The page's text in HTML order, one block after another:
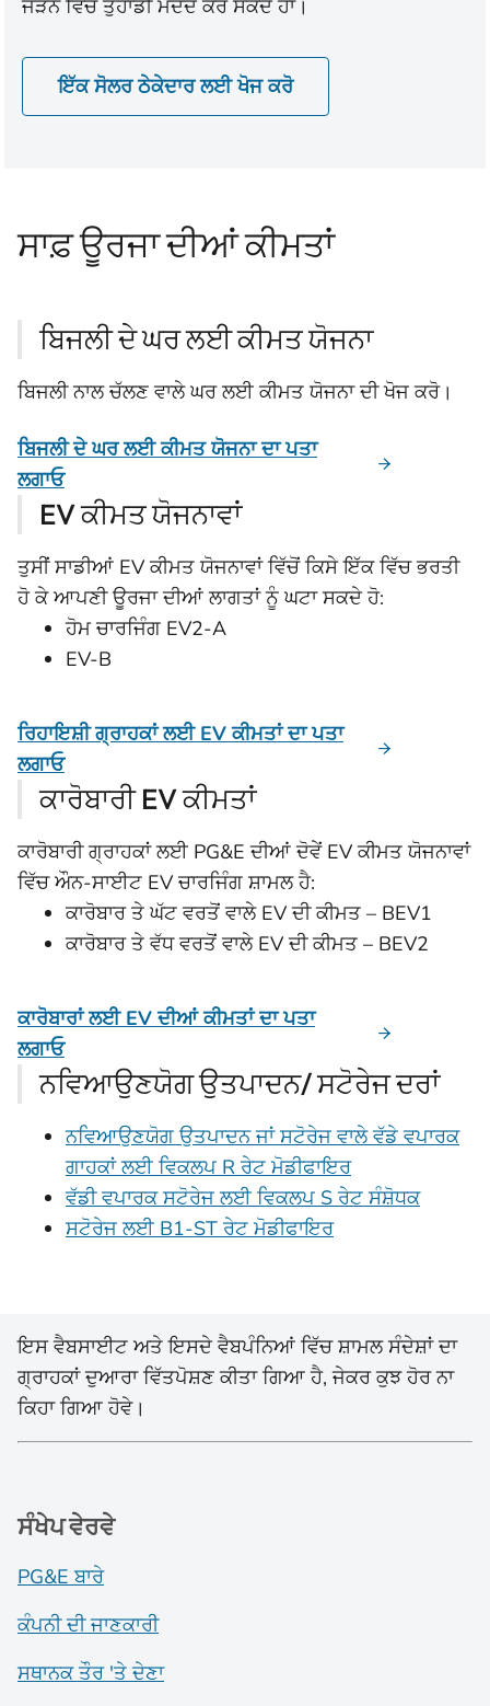
ਜੋੜਨ ਵਿੱਚ ਤੁਹਾਡੀ ਮਦਦ ਕਰ ਸਕਦੇ ਹਾਂ।
ਇੱਕ ਸੋਲਰ ਠੇਕੇਦਾਰ ਲਈ ਖੋਜ ਕਰੋ
ਸਾਫ਼ ਊਰਜਾ ਦੀਆਂ ਕੀਮਤਾਂ
ਬਿਜਲੀ ਦੇ ਘਰ ਲਈ ਕੀਮਤ ਯੋਜਨਾ
ਬਿਜਲੀ ਨਾਲ ਚੱਲਣ ਵਾਲੇ ਘਰ ਲਈ ਕੀਮਤ ਯੋਜਨਾ ਦੀ ਖੋਜ ਕਰੋ।
ਬਿਜਲੀ ਦੇ ਘਰ ਲਈ ਕੀਮਤ ਯੋਜਨਾ ਦਾ ਪਤਾ
ਲਗਾਓ
EV ਕੀਮਤ ਯੋਜਨਾਵਾਂ
ਤੁਸੀਂ ਸਾਡੀਆਂ EV ਕੀਮਤ ਯੋਜਨਾਵਾਂ ਵਿੱਚੋਂ ਕਿਸੇ ਇੱਕ ਵਿੱਚ ਭਰਤੀ
ਹੋ ਕੇ ਆਪਣੀ ਊਰਜਾ ਦੀਆਂ ਲਾਗਤਾਂ ਨੂੰ ਘਟਾ ਸਕਦੇ ਹੋ:
ਹੋਮ ਚਾਰਜਿੰਗ EV2-A
EV-B
ਰਿਹਾਇਸ਼ੀ ਗ੍ਰਾਹਕਾਂ ਲਈ EV ਕੀਮਤਾਂ ਦਾ ਪਤਾ
ਲਗਾਓ
ਕਾਰੋਬਾਰੀ EV ਕੀਮਤਾਂ
ਕਾਰੋਬਾਰੀ ਗ੍ਰਾਹਕਾਂ ਲਈ PG&E ਦੀਆਂ ਦੋਵੇਂ EV ਕੀਮਤ ਯੋਜਨਾਵਾਂ
ਵਿੱਚ ਔਨ-ਸਾਈਟ EV ਚਾਰਜਿੰਗ ਸ਼ਾਮਲ ਹੈ:
ਕਾਰੋਬਾਰ ਤੇ ਘੱਟ ਵਰਤੋਂ ਵਾਲੇ EV ਦੀ ਕੀਮਤ – BEV1
ਕਾਰੋਬਾਰ ਤੇ ਵੱਧ ਵਰਤੋਂ ਵਾਲੇ EV ਦੀ ਕੀਮਤ – BEV2
ਕਾਰੋਬਾਰਾਂ ਲਈ EV ਦੀਆਂ ਕੀਮਤਾਂ ਦਾ ਪਤਾ
ਲਗਾਓ
ਨਵਿਆਉਣਯੋਗ ਉਤਪਾਦਨ/ ਸਟੋਰੇਜ ਦਰਾਂ
ਨਵਿਆਉਣਯੋਗ ਉਤਪਾਦਨ ਜਾਂ ਸਟੋਰੇਜ ਵਾਲੇ ਵੱਡੇ ਵਪਾਰਕ
ਗਾਹਕਾਂ ਲਈ ਵਿਕਲਪ R ਰੇਟ ਮੋਡੀਫਾਇਰ
ਵੱਡੀ ਵਪਾਰਕ ਸਟੋਰੇਜ ਲਈ ਵਿਕਲਪ S ਰੇਟ ਸੰਸ਼ੋਧਕ
ਸਟੋਰੇਜ ਲਈ B1-ST ਰੇਟ ਮੋਡੀਫਾਇਰ
ਇਸ ਵੈਬਸਾਈਟ ਅਤੇ ਇਸਦੇ ਵੈਬਪੰਨਿਆਂ ਵਿੱਚ ਸ਼ਾਮਲ ਸੰਦੇਸ਼ਾਂ ਦਾ
ਗ੍ਰਾਹਕਾਂ ਦੁਆਰਾ ਵਿੱਤਪੋਸ਼ਣ ਕੀਤਾ ਗਿਆ ਹੈ, ਜੇਕਰ ਕੁਝ ਹੋਰ ਨਾ
ਕਿਹਾ ਗਿਆ ਹੋਵੇ।
ਸੰਖੇਪ ਵੇਰਵੇ
PG&E ਬਾਰੇ
ਕੰਪਨੀ ਦੀ ਜਾਣਕਾਰੀ
ਸਥਾਨਕ ਤੌਰ 'ਤੇ ਦੇਣਾ